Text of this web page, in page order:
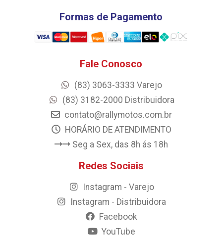
Formas de Pagamento
Fale Conosco
(83) 3063-3333 Varejo
(83) 3182-2000 Distribuidora
contato@rallymotos.com.br
HORÁRIO DE ATENDIMENTO
Seg a Sex, das 8h ás 18h
Redes Sociais
Instagram - Varejo
Instagram - Distribuidora
Facebook
YouTube